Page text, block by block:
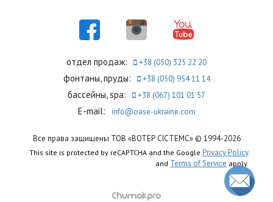
отдел продаж: +38 (050) 325 22 20
фонтаны, пруды: +38 (050) 954 11 14
бассейны, spa: +38 (067) 101 01 57
E-mail: info@oase-ukraine.com
Все права защищены ТОВ «ВОТЕР СІСТЕМС» © 1994-2026
This site is protected by reCAPTCHA and the Google Privacy Policy
and Terms of Service apply.